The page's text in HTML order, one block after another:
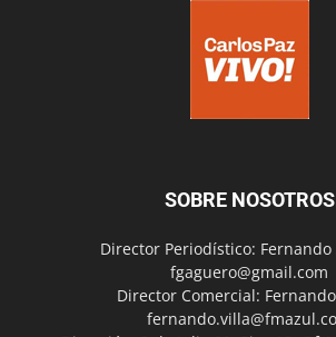
SOBRE NOSOTROS
Director Periodístico: Fernando
fgaguero@gmail.com
Director Comercial: